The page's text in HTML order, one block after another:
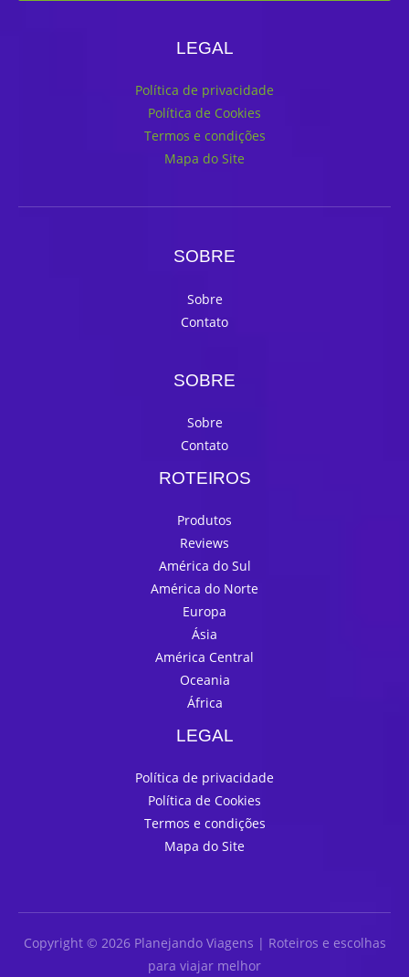
LEGAL
Política de privacidade
Política de Cookies
Termos e condições
Mapa do Site
SOBRE
Sobre
Contato
SOBRE
Sobre
Contato
ROTEIROS
Produtos
Reviews
América do Sul
América do Norte
Europa
Ásia
América Central
Oceania
África
LEGAL
Política de privacidade
Política de Cookies
Termos e condições
Mapa do Site
Copyright © 2026 Planejando Viagens | Roteiros e escolhas
para viajar melhor